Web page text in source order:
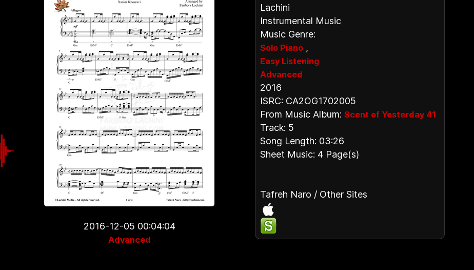
2016-12-05 00:04:04
Advanced
Lachini
Instrumental Music
Music Genre:
Solo Piano ,
Easy Listening
Advanced
2016
ISRC: CA2OG1702005
From Music Album: Scent of Yesterday 41
Track: 5
Song Length: 03:26
Sheet Music: 4 Page(s)
Tafreh Naro / Other Sites